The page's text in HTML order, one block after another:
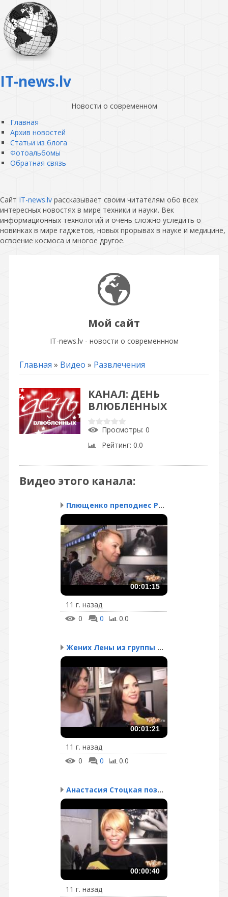
IT-news.lv
Новости о современном
Главная
Архив новостей
Статьи из блога
Фотоальбомы
Обратная связь
Сайт IT-news.lv рассказывает своим читателям обо всех
интересных новостях в мире техники и науки. Век
информационных технологий и очень сложно уследить о
новинках в мире гаджетов, новых прорывах в науке и медицине,
освоение космоса и многое другое.
Мой сайт
IT-news.lv - новости о современнном
Главная » Видео » Развлечения
КАНАЛ: ДЕНЬ
ВЛЮБЛЕННЫХ
Просмотры: 0
Рейтинг: 0.0
Видео этого канала:
Плющенко преподнес Рудк...
00:01:15
11 г. назад
0
0 0.0
Жених Лены из группы «С...
00:01:21
11 г. назад
0
0 0.0
Анастасия Стоцкая поздр...
00:00:40
11 г. назад